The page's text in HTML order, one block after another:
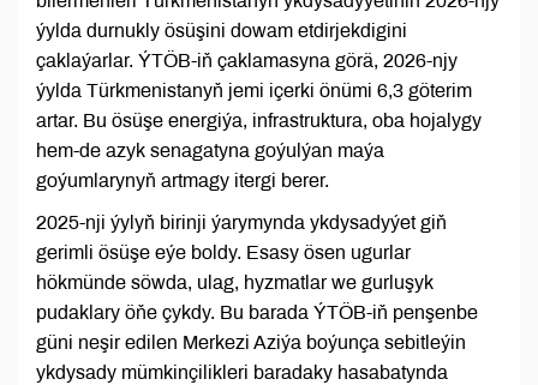
ýylda durnukly ösüşini dowam etdirjekdigini
çaklaýarlar. ÝTÖB-iň çaklamasyna görä, 2026-njy
ýylda Türkmenistanyň jemi içerki önümi 6,3 göterim
artar. Bu ösüşe energiýa, infrastruktura, oba hojalygy
hem-de azyk senagatyna goýulýan maýa
goýumlarynyň artmagy itergi berer.
2025-nji ýylyň birinji ýarymynda ykdysadyýet giň
gerimli ösüşe eýe boldy. Esasy ösen ugurlar
hökmünde söwda, ulag, hyzmatlar we gurluşyk
pudaklary öňe çykdy. Bu barada ÝTÖB-iň penşenbe
güni neşir edilen Merkezi Aziýa boýunça sebitleýin
ykdysady mümkinçilikleri baradaky hasabatynda